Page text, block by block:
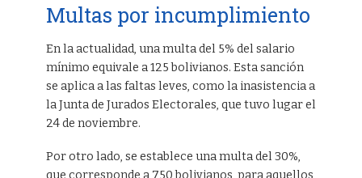
Multas por incumplimiento
En la actualidad, una multa del 5% del salario
mínimo equivale a 125 bolivianos. Esta sanción
se aplica a las faltas leves, como la inasistencia a
la Junta de Jurados Electorales, que tuvo lugar el
24 de noviembre.
Por otro lado, se establece una multa del 30%,
que corresponde a 750 bolivianos, para aquellos